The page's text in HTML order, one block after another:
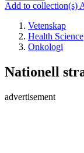
Add to collection(s)
Vetenskap
Health Science
Onkologi
Nationell
advertisement